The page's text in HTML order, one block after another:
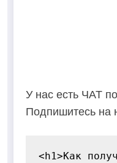
У нас есть ЧАТ
Подпишитесь на
<h1>Как